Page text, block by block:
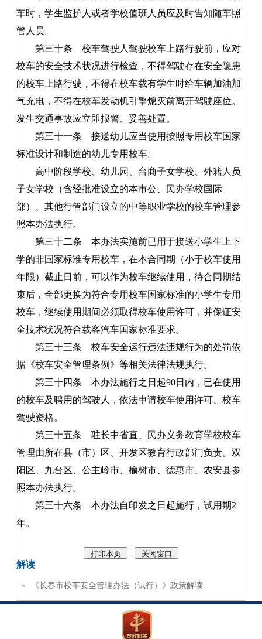
车时，学生监护人或者学校值班人员应及时告知随车照
管人员。
第三十条 校车驾驶人驾驶校车上路行驶前，应对
校车的安全技术状况进行检查，不得驾驶存在安全隐患
的校车上路行驶，不得在校车载有学生时给车辆加油加
气充电，不得在校车发动机引擎熄灭前离开驾驶座位。
发生交通事故应立即报警、妥善处置。
第三十一条 接送幼儿应当使用按照专用校车国家
标准设计和制造的幼儿专用校车。
高中阶段学校、幼儿园、台商子女学校、外籍人员
子女学校（含经批准设立的本市公、民办学校国际
部）、其他行管部门设立的中等职业学校的校车管理参
照本办法执行。
第三十二条 本办法实施前已用于接送小学生上下
学的非国家标准专用校车，在本合同期（小于校车使用
年限）截止日前，可以作为校车继续使用，待合同期结
束后，全部更换为符合专用校车国家标准的小学生专用
校车，继续使用期间必须取得校车使用许可，并保证安
全技术状况符合载客汽车国家标准要求。
第三十三条 校车安全运行违法违规行为的处罚依
据《校车安全管理条例》等相关法律法规执行。
第三十四条 本办法施行之日起90日内，已在使用
的校车及聘用的驾驶人，依法申请校车使用许可、校车
驾驶资格。
第三十五条 驻长中省直、民办义务教育学校校车
管理由所在县（市）区、开发区教育行政部门负责。双
阳区、九台区、公主岭市、榆树市、德惠市、农安县参
照本办法执行。
第三十六条 本办法自印发之日起施行，试用期2
年。
解读
《长春市校车安全管理办法（试行）》政策解读